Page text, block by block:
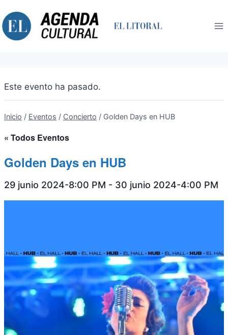
al
contenido
Este evento ha pasado.
Inicio / Eventos / Concierto / Golden Days en HUB
« Todos Eventos
Golden Days en HUB
29 junio 2024-8:00 PM - 30 junio 2024-4:00 PM